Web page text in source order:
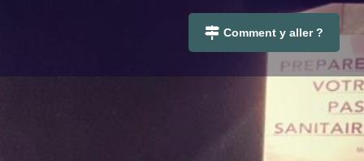
Comment y aller ?